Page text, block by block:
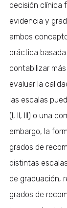
decisión clínica
evidencia y
ambos
práctica
contabilizar
evaluar la
las escalas
(I, II, III) o una
embargo, la
grados de
distintas
de graduación,
grados de